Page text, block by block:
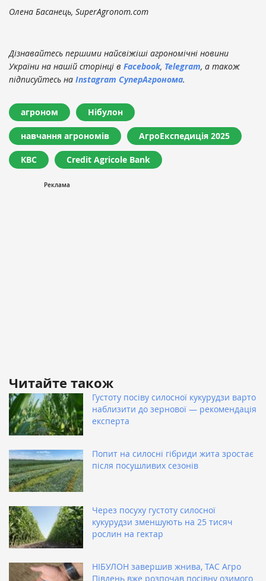
Олена Басанець, SuperAgronom.com
Дізнавайтесь першими найсвіжіші агрономічні новини
України на нашій сторінці в Facebook, Telegram, а також
підписуйтесь на Instagram СуперАгронома.
агроном Нібулон
навчання агрономів АгроЕкспедиція 2025
КВС Credit Agricole Bank
Читайте також
Густоту посіву силосної кукурудзи варто
наблизити до зернової — рекомендація
експерта
Попит на силосні гібриди жита зростає
після посушливих сезонів
Через посуху густоту силосної
кукурудзи зменшують на 25 тисяч
рослин на гектар
НІБУЛОН завершив жнива, ТАС Агро
Південь вже розпочав посівну озимого